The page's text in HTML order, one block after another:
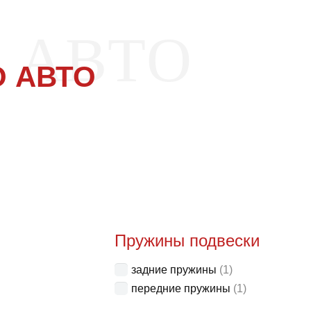
АВТО
Пружины подвески
задние пружины (1)
передние пружины (1)